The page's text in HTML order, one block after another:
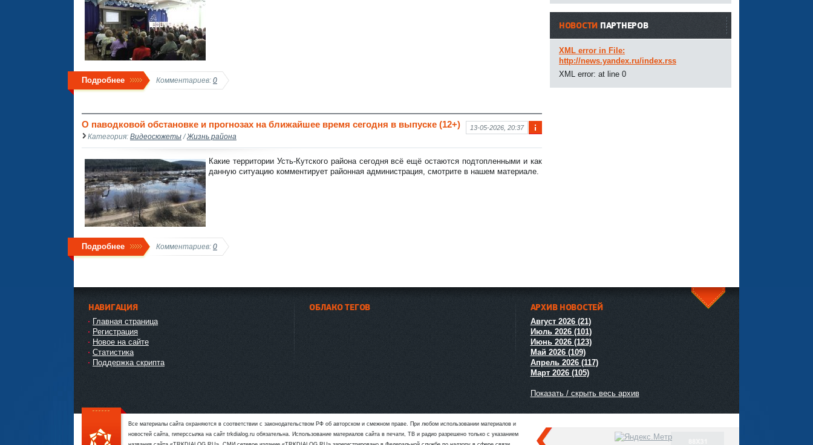
Подробнее Комментариев: 0
фо
аци
я к
13-05-2026, 20:37
О паводковой обстановке и прогнозах на ближайшее время сегодня в выпуске (12+)
Категория: Видеосюжеты /Жизнь района
Какие территории Усть-Кутского района сегодня всё ещё остаются подтопленными и как
данную ситуацию комментирует районная администрация, смотрите в нашем материале.
Подробнее Комментариев: 0
НОВОСТИ ПАРТНЕРОВ
XML error in File:
http://news.yandex.ru/index.rss
XML error: at line 0
НАВИГАЦИЯ
Главная страница
Регистрация
Новое на сайте
Статистика
Поддержка скрипта
ОБЛАКО ТЕГОВ АРХИВ НОВОСТЕЙ
Август 2026 (21)
Июль 2026 (101)
Июнь 2026 (123)
Май 2026 (109)
Апрель 2026 (117)
Март 2026 (105)
Показать / скрыть весь архив
Все материалы сайта охраняются в соответствии с законодательством РФ об авторском и смежном праве. При любом использовании материалов и
новостей сайта, гиперссылка на сайт trkdialog.ru обязательна. Использование материалов сайта в печати, ТВ и радио разрешено только с указанием